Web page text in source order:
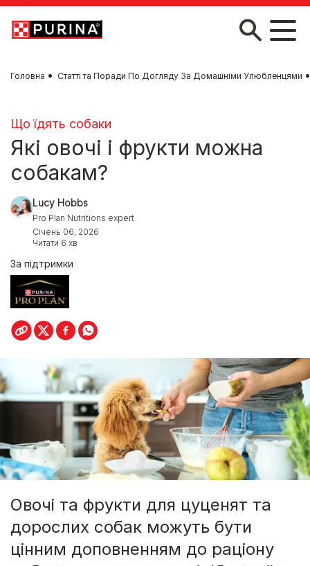
Skip to main content
Головна Статті та Поради По Догляду За Домашніми Улюбленцями
Що їдять собаки
Які овочі і фрукти можна
собакам?
Lucy Hobbs
Pro Plan Nutritions expert
Січень 06, 2026
Читати 6 хв
За підтримки
Овочі та фрукти для цуценят та
дорослих собак можуть бути
цінним доповненням до раціону